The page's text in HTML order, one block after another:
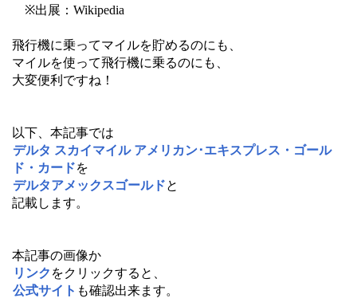
※出展：Wikipedia
飛行機に乗ってマイルを貯めるのにも、
マイルを使って飛行機に乗るのにも、
大変便利ですね！
以下、本記事では
デルタ スカイマイル アメリカン･エキスプレス・ゴール
ド・カードを
デルタアメックスゴールドと
記載します。
本記事の画像か
リンク をクリックすると、
公式サイト も確認出来ます。